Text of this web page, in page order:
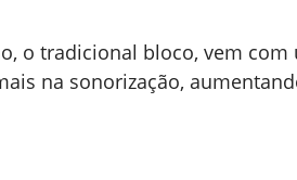
o tradicional bloco, vem com
na sonorização,